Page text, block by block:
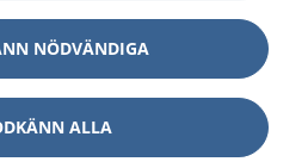
runt.
vill må bättre.
NÖDVÄNDIGA
ALLA